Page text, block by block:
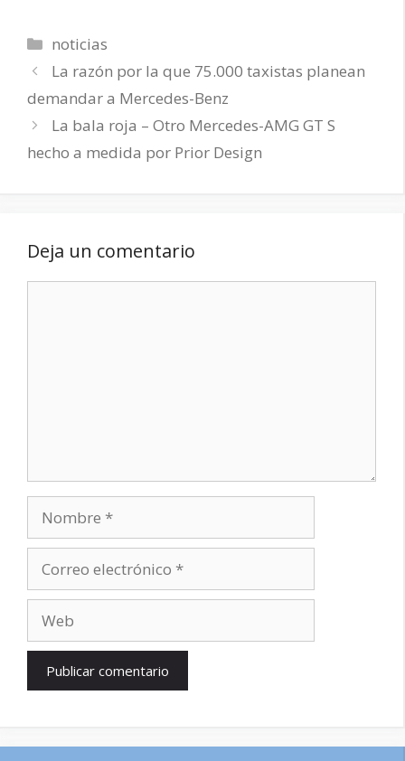
Categorías
noticias
La razón por la que 75.000 taxistas planean
demandar a Mercedes-Benz
La bala roja – Otro Mercedes-AMG GT S
hecho a medida por Prior Design
Deja un comentario
electrónico